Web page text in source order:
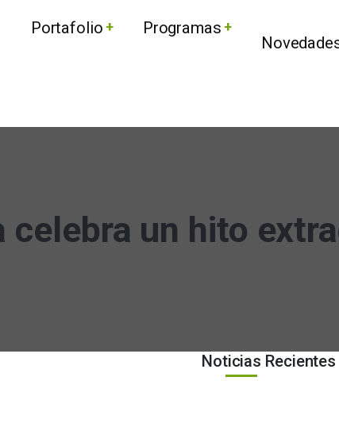
Portafolio Programas
celebra un hito
Noticias Recientes